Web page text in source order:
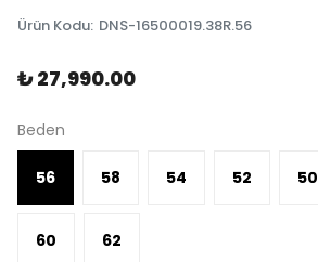
Ürün Kodu: DNS-16500019.38R.56
₺ 27,990.00
Beden
56 58 54 52 50
60 62